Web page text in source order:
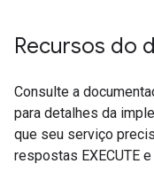
Recursos do
Consulte a
para detalhes da
que seu serviço
respostas EXECUTE e